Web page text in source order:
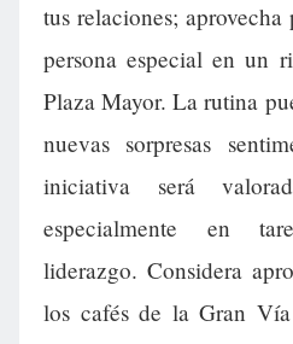
tus relaciones;
persona especial en un
Plaza Mayor. La rutina
nuevas sorpresas
iniciativa será
especialmente en
liderazgo. Considera
los cafés de la Gran